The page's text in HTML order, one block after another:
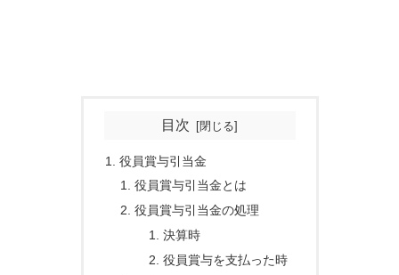
目次
役員賞与引当金
役員賞与引当金とは
役員賞与引当金の処理
決算時
役員賞与を支払った時